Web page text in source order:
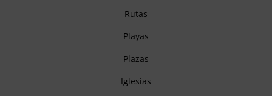
Rutas
Playas
Plazas
Iglesias